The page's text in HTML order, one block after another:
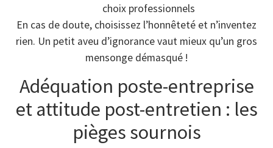
choix professionnels
En cas de doute, choisissez l’honnêteté et n’inventez
rien. Un petit aveu d’ignorance vaut mieux qu’un gros
mensonge démasqué !
Adéquation poste-entreprise
et attitude post-entretien : les
pièges sournois